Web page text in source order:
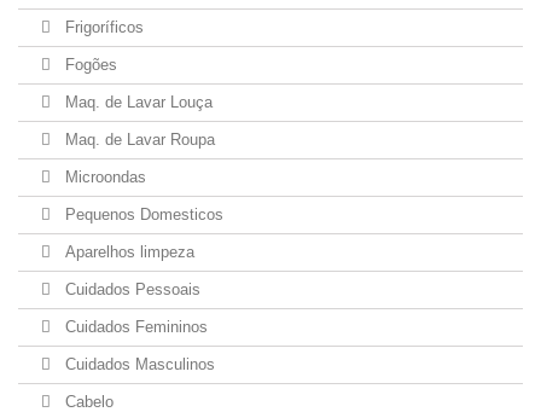
Frigoríficos
Fogões
Maq. de Lavar Louça
Maq. de Lavar Roupa
Microondas
Pequenos Domesticos
Aparelhos limpeza
Cuidados Pessoais
Cuidados Femininos
Cuidados Masculinos
Cabelo